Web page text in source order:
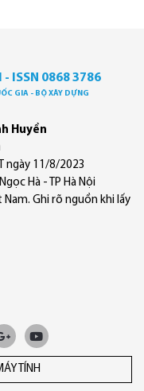
- ISSN 0868 3786
GIA - BỘ XÂY DỰNG
Huyền
ngày 11/8/2023
Hà - TP Hà Nội
Nam. Ghi rõ nguồn khi lấy
TÍNH